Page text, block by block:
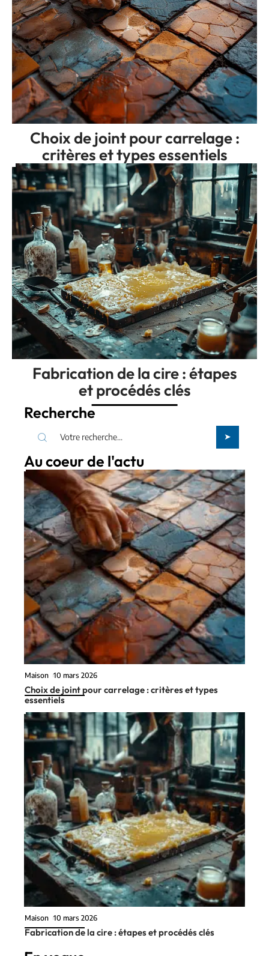
Choix de joint pour carrelage :
critères et types essentiels
Fabrication de la cire : étapes
et procédés clés
Recherche
Au coeur de l'actu
Maison 10 mars 2026
Choix de joint pour carrelage : critères et types
essentiels
Maison 10 mars 2026
Fabrication de la cire : étapes et procédés clés